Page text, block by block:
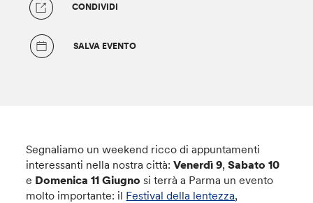
CONDIVIDI
SALVA EVENTO
Segnaliamo un weekend ricco di appuntamenti
interessanti nella nostra città:Venerdì 9,Sabato 10
e Domenica 11 Giugno si terrà a Parma un evento
molto importante: il Festival della lentezza,